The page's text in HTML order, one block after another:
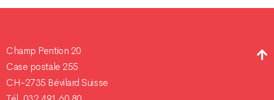
Champ Pention 20
Case postale 255
CH-2735 Bévilard Suisse